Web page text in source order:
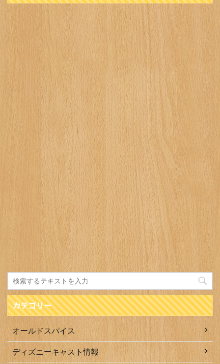
カテゴリー
オールドスパイス
ディズニーキャスト情報